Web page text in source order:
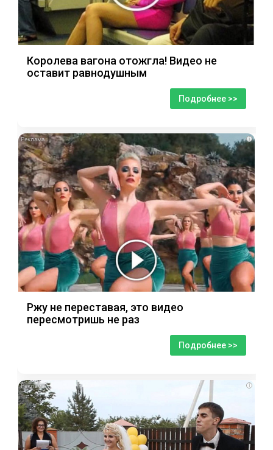
Королева вагона отожгла! Видео не
оставит равнодушным
Подробнее >>
i
Ржу не переставая, это видео
пересмотришь не раз
Подробнее >>
i